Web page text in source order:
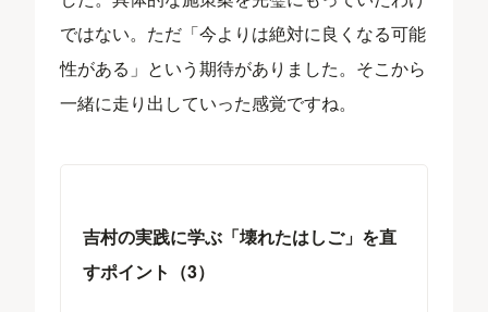
ではない。ただ「今よりは絶対に良くなる可能
性がある」という期待がありました。そこから
一緒に走り出していった感覚ですね。
吉村の実践に学ぶ「壊れたはしご」を直
すポイント（3）